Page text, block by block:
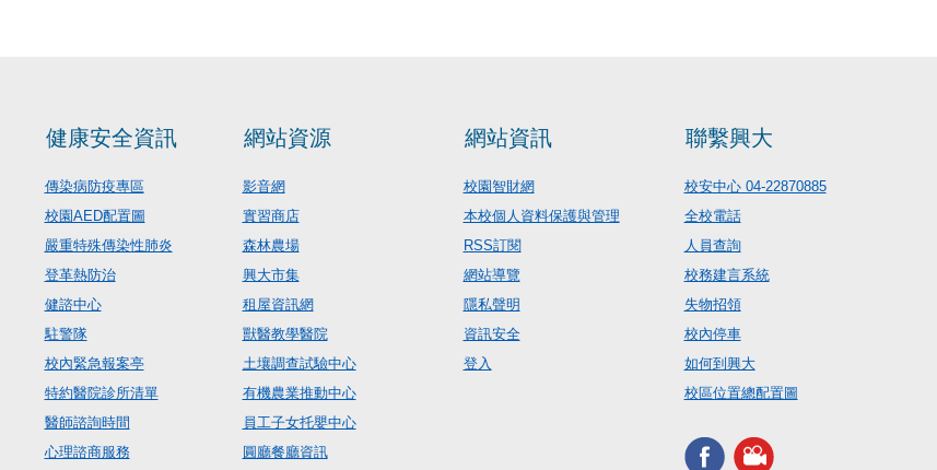
健康安全資訊
傳染病防疫專區
校園AED配置圖
嚴重特殊傳染性肺炎
登革熱防治
健諮中心
駐警隊
校內緊急報案亭
特約醫院診所清單
醫師諮詢時間
心理諮商服務
網站資源
影音網
實習商店
森林農場
興大市集
租屋資訊網
獸醫教學醫院
土壤調查試驗中心
有機農業推動中心
員工子女托嬰中心
圓廳餐廳資訊
網站資訊
校園智財網
本校個人資料保護與管理
RSS訂閱
網站導覽
隱私聲明
資訊安全
登入
聯繫興大
校安中心 04-22870885
全校電話
人員查詢
校務建言系統
失物招領
校內停車
如何到興大
校區位置總配置圖